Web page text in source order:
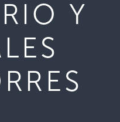
Y